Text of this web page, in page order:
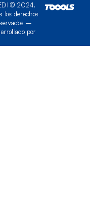
© 2024.
los derechos
–
por